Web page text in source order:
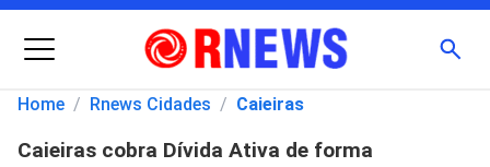
Menu
Pesquisar
Home / Rnews Cidades / Caieiras
Caieiras cobra Dívida Ativa de forma